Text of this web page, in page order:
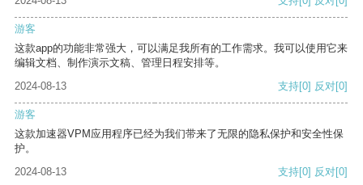
游客
这款app的功能非常强大，可以满足我所有的工作需求。我可以使用它来
编辑文档、制作演示文稿、管理日程安排等。
2024-08-13
支持[0] 反对[0]
游客
这款加速器VPM应用程序已经为我们带来了无限的隐私保护和安全性保
护。
2024-08-13
支持[0] 反对[0]